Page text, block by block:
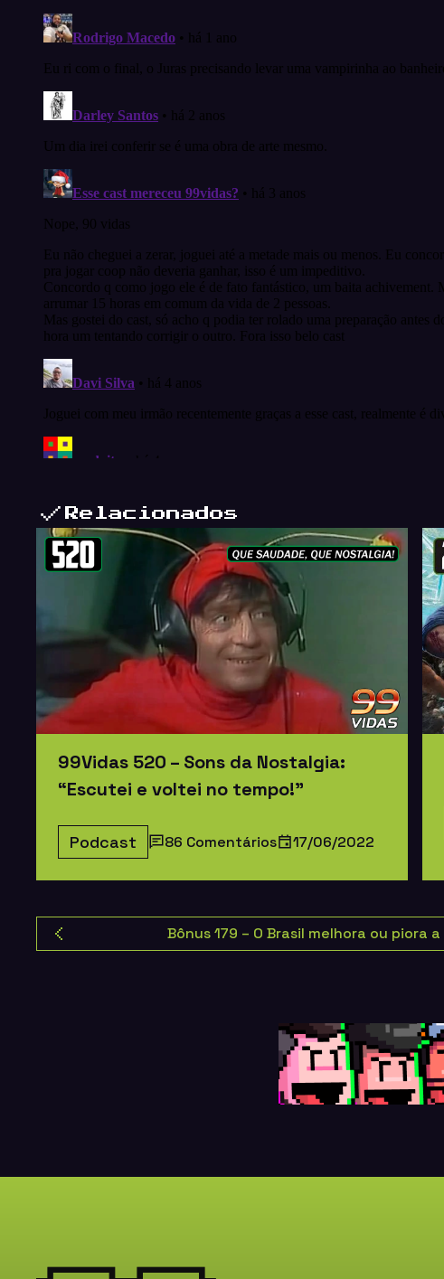
Relacionados
99Vidas 520 – Sons da Nostalgia:
“Escutei e voltei no tempo!”
Podcast 86 Comentários 17/06/2022
Bônus 179 – O Brasil melhora ou piora